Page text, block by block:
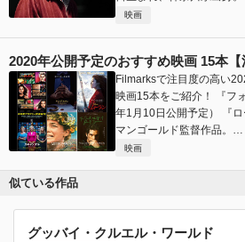
映画
2020年公開予定のおすすめ映画 15本【
Filmarksで注目度の高い
映画15本をご紹介！ 『フ
年1月10日公開予定） 『ローガン』などのジェームズ・
マンゴールド監督作品。…
映画
似ている作品
グッバイ・クルエル・ワールド